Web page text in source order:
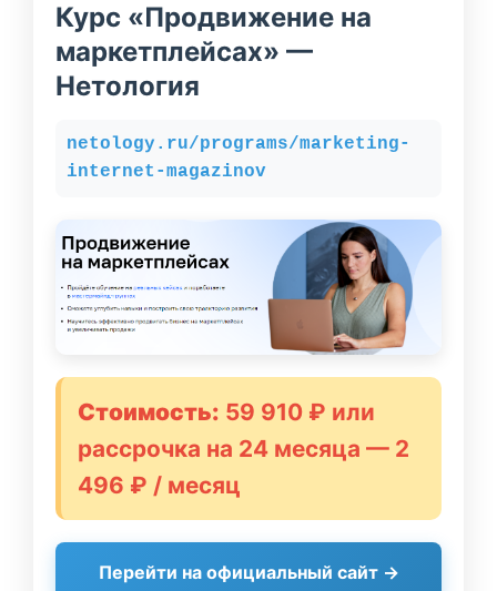
Курс «Продвижение на
маркетплейсах» —
Нетология
netology.ru/programs/marketing-
internet-magazinov
Стоимость: 59 910 ₽ или
рассрочка на 24 месяца — 2
496 ₽ / месяц
Перейти на официальный сайт →